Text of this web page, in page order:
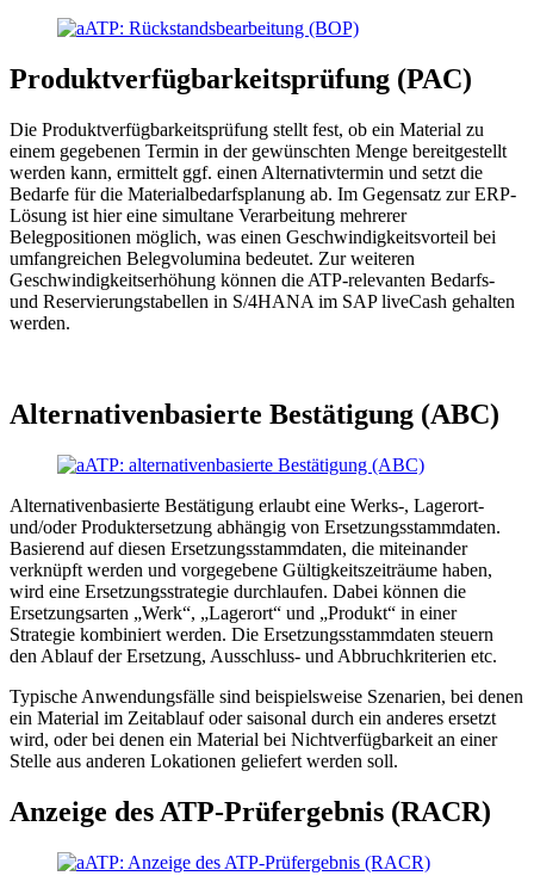
Produktverfügbarkeitsprüfung (PAC)
Die Produktverfügbarkeitsprüfung stellt fest, ob ein Material zu
einem gegebenen Termin in der gewünschten Menge bereitgestellt
werden kann, ermittelt ggf. einen Alternativtermin und setzt die
Bedarfe für die Materialbedarfsplanung ab. Im Gegensatz zur ERP-
Lösung ist hier eine simultane Verarbeitung mehrerer
Belegpositionen möglich, was einen Geschwindigkeitsvorteil bei
umfangreichen Belegvolumina bedeutet. Zur weiteren
Geschwindigkeitserhöhung können die ATP-relevanten Bedarfs-
und Reservierungstabellen in S/4HANA im SAP liveCash gehalten
werden.
Alternativenbasierte Bestätigung (ABC)
Alternativenbasierte Bestätigung erlaubt eine Werks-, Lagerort-
und/oder Produktersetzung abhängig von Ersetzungsstammdaten.
Basierend auf diesen Ersetzungsstammdaten, die miteinander
verknüpft werden und vorgegebene Gültigkeitszeiträume haben,
wird eine Ersetzungsstrategie durchlaufen. Dabei können die
Ersetzungsarten „Werk“, „Lagerort“ und „Produkt“ in einer
Strategie kombiniert werden. Die Ersetzungsstammdaten steuern
den Ablauf der Ersetzung, Ausschluss- und Abbruchkriterien etc.
Typische Anwendungsfälle sind beispielsweise Szenarien, bei denen
ein Material im Zeitablauf oder saisonal durch ein anderes ersetzt
wird, oder bei denen ein Material bei Nichtverfügbarkeit an einer
Stelle aus anderen Lokationen geliefert werden soll.
Anzeige des ATP-Prüfergebnis (RACR)